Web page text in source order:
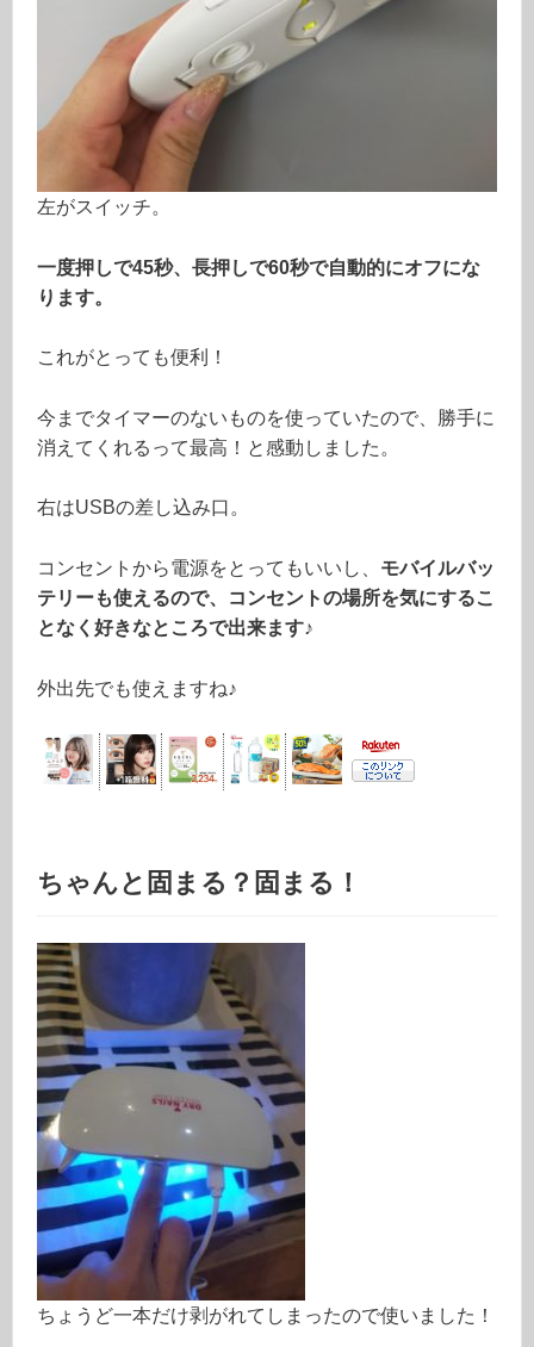
左がスイッチ。
一度押しで45秒、長押しで60秒で自動的にオフにな
ります。
これがとっても便利！
今までタイマーのないものを使っていたので、勝手に
消えてくれるって最高！と感動しました。
右はUSBの差し込み口。
コンセントから電源をとってもいいし、 モバイルバッ
テリーも使えるので、コンセントの場所を気にするこ
となく好きなところで出来ます♪
外出先でも使えますね♪
ちゃんと固まる？固まる！
ちょうど一本だけ剥がれてしまったので使いました！